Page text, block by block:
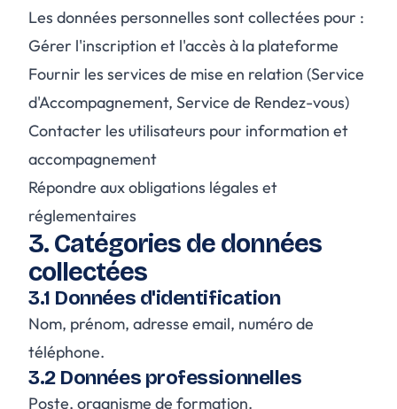
Les données personnelles sont collectées pour :
Gérer l'inscription et l'accès à la plateforme
Fournir les services de mise en relation (Service
d'Accompagnement, Service de Rendez-vous)
Contacter les utilisateurs pour information et
accompagnement
Répondre aux obligations légales et
réglementaires
3. Catégories de données
collectées
3.1 Données d'identification
Nom, prénom, adresse email, numéro de
téléphone.
3.2 Données professionnelles
Poste, organisme de formation.